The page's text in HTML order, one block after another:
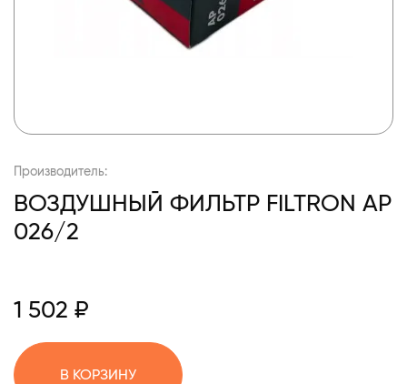
Производитель:
ВОЗДУШНЫЙ ФИЛЬТР FILTRON AP
026/2
1 502 ₽
В КОРЗИНУ